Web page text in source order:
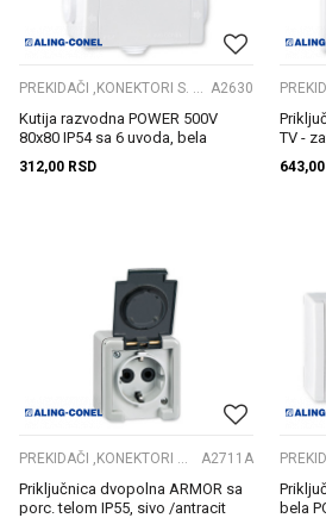
PREKIDAČI ,KONEKTORI S. GRLA A2630
Kutija razvodna POWER 500V
80x80 IP54 sa 6 uvoda, bela
312,00 RSD
TV -
b/m
643,00
PREKIDAČI ,KONEKTORI S. GRLA A2711A
Priključnica dvopolna ARMOR sa
porc. telom IP55, sivo /antracit
bela